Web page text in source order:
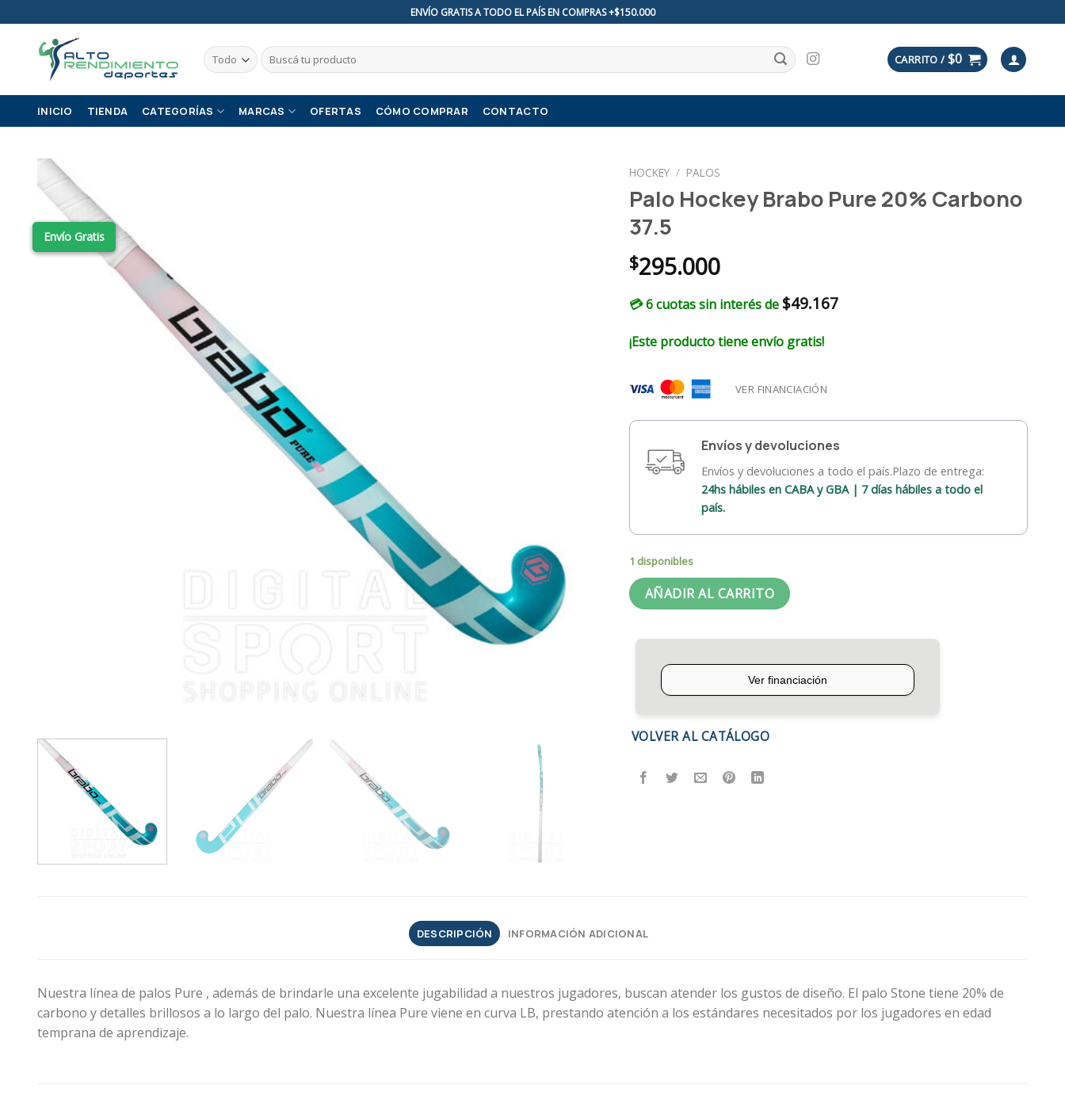
to
content
ENVÍO GRATIS A TODO EL PAÍS EN COMPRAS +$150.000
Buscar
por:
CARRITO / $0
INICIO TIENDA CATEGORÍAS MARCAS OFERTAS CÓMO COMPRAR CONTACTO
Envío Gratis
Envío Gratis
Envío Gratis
HOCKEY / PALOS
Palo Hockey Brabo Pure 20% Carbono
37.5
$295.000
💳 6 cuotas sin interés de $49.167
¡Este producto tiene envío gratis!
VER FINANCIACIÓN
Envíos y devoluciones
Envíos y devoluciones a todo el país.Plazo de entrega:
24hs hábiles en CABA y GBA | 7 días hábiles a todo el
país.
1 disponibles
AÑADIR AL CARRITO
VOLVER AL CATÁLOGO
DESCRIPCIÓN INFORMACIÓN ADICIONAL
Nuestra línea de palos Pure , además de brindarle una excelente jugabilidad a nuestros jugadores, buscan atender los gustos de diseño. El palo Stone tiene 20% de
carbono y detalles brillosos a lo largo del palo. Nuestra línea Pure viene en curva LB, prestando atención a los estándares necesitados por los jugadores en edad
temprana de aprendizaje.